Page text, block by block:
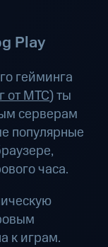
Play
гейминга
от МТС) ты
серверам
популярные
часа.
к играм.